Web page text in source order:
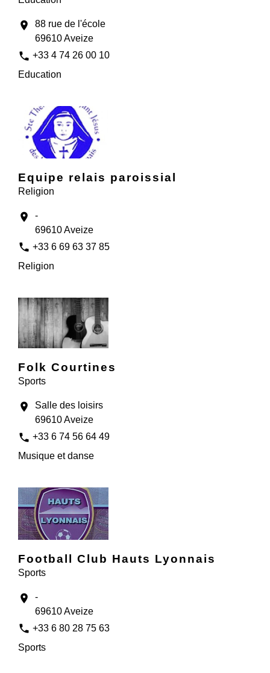
location_on
88 rue de l'école
69610 Aveize
phone +33 4 74 26 00 10
Education
Equipe relais paroissial
Religion
location_on
-
69610 Aveize
phone +33 6 69 63 37 85
Religion
Folk Courtines
Sports
location_on
Salle des loisirs
69610 Aveize
phone +33 6 74 56 64 49
Musique et danse
Football Club Hauts Lyonnais
Sports
location_on
-
69610 Aveize
phone +33 6 80 28 75 63
Sports